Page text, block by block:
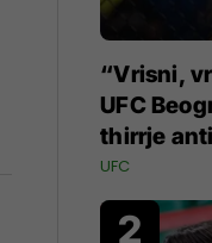
“Vrisni,
UFC
thirrje
UFC